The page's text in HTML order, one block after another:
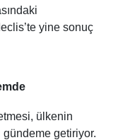
yine sonuç
ülkenin
getiriyor.